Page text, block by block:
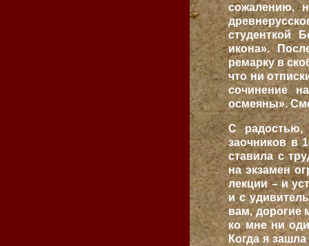
сожалению,
студенткой
икона».
ремарку в
что ни
сочинение
осмеяны».
С радостью,
заочников в
ставила с
на экзамен
лекции – и
и с
вам, дорогие
ко мне ни
Когда я